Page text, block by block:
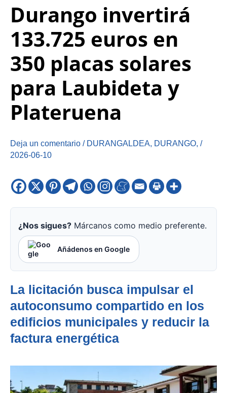
Durango invertirá
133.725 euros en
350 placas solares
para Laubideta y
Plateruena
Deja un comentario / DURANGALDEA, DURANGO, /
2026-06-10
¿Nos sigues? Márcanos como medio preferente.
Añádenos en Google
La licitación busca impulsar el
autoconsumo compartido en los
edificios municipales y reducir la
factura energética